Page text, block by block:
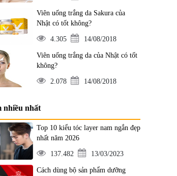
Viên uống trắng da Sakura của
Nhật có tốt không?
4.305 14/08/2018
Viên uống trắng da của Nhật có tốt
không?
2.078 14/08/2018
nhiều nhất
Top 10 kiểu tóc layer nam ngắn đẹp
nhất năm 2026
137.482 13/03/2023
Cách dùng bộ sản phẩm dưỡng